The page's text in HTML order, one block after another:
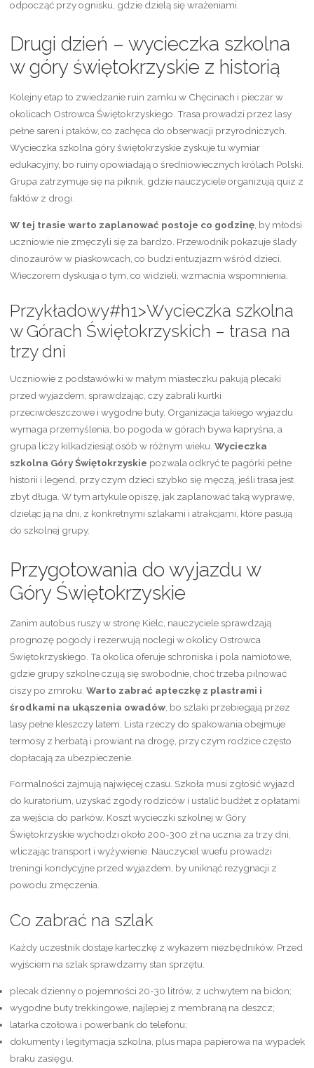
odpocząć przy ognisku, gdzie dzielą się wrażeniami.
Drugi dzień – wycieczka szkolna
w góry świętokrzyskie z historią
Kolejny etap to zwiedzanie ruin zamku w Chęcinach i pieczar w
okolicach Ostrowca Świętokrzyskiego. Trasa prowadzi przez lasy
pełne saren i ptaków, co zachęca do obserwacji przyrodniczych.
Wycieczka szkolna góry świętokrzyskie zyskuje tu wymiar
edukacyjny, bo ruiny opowiadają o średniowiecznych królach Polski.
Grupa zatrzymuje się na piknik, gdzie nauczyciele organizują quiz z
faktów z drogi.
W tej trasie warto zaplanować postoje co godzinę, by młodsi
uczniowie nie zmęczyli się za bardzo. Przewodnik pokazuje ślady
dinozaurów w piaskowcach, co budzi entuzjazm wśród dzieci.
Wieczorem dyskusja o tym, co widzieli, wzmacnia wspomnienia.
Przykładowy#h1>Wycieczka szkolna
w Górach Świętokrzyskich – trasa na
trzy dni
Uczniowie z podstawówki w małym miasteczku pakują plecaki
przed wyjazdem, sprawdzając, czy zabrali kurtki
przeciwdeszczowe i wygodne buty. Organizacja takiego wyjazdu
wymaga przemyślenia, bo pogoda w górach bywa kapryśna, a
grupa liczy kilkadziesiąt osób w różnym wieku. Wycieczka
szkolna Góry Świętokrzyskie pozwala odkryć te pagórki pełne
historii i legend, przy czym dzieci szybko się męczą, jeśli trasa jest
zbyt długa. W tym artykule opiszę, jak zaplanować taką wyprawę,
dzieląc ją na dni, z konkretnymi szlakami i atrakcjami, które pasują
do szkolnej grupy.
Przygotowania do wyjazdu w
Góry Świętokrzyskie
Zanim autobus ruszy w stronę Kielc, nauczyciele sprawdzają
prognozę pogody i rezerwują noclegi w okolicy Ostrowca
Świętokrzyskiego. Ta okolica oferuje schroniska i pola namiotowe,
gdzie grupy szkolne czują się swobodnie, choć trzeba pilnować
ciszy po zmroku. Warto zabrać apteczkę z plastrami i
środkami na ukąszenia owadów, bo szlaki przebiegają przez
lasy pełne kleszczy latem. Lista rzeczy do spakowania obejmuje
termosy z herbatą i prowiant na drogę, przy czym rodzice często
dopłacają za ubezpieczenie.
Formalności zajmują najwięcej czasu. Szkoła musi zgłosić wyjazd
do kuratorium, uzyskać zgody rodziców i ustalić budżet z opłatami
za wejścia do parków. Koszt wycieczki szkolnej w Góry
Świętokrzyskie wychodzi około 200-300 zł na ucznia za trzy dni,
wliczając transport i wyżywienie. Nauczyciel wuefu prowadzi
treningi kondycyjne przed wyjazdem, by uniknąć rezygnacji z
powodu zmęczenia.
Co zabrać na szlak
Każdy uczestnik dostaje karteczkę z wykazem niezbędników. Przed
wyjściem na szlak sprawdzamy stan sprzętu.
plecak dzienny o pojemności 20-30 litrów, z uchwytem na bidon;
wygodne buty trekkingowe, najlepiej z membraną na deszcz;
latarka czołowa i powerbank do telefonu;
dokumenty i legitymacja szkolna, plus mapa papierowa na wypadek
braku zasięgu.